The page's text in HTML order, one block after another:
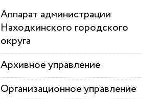
Аппарат администрации
Находкинского городского
округа
Архивное управление
Организационное управление